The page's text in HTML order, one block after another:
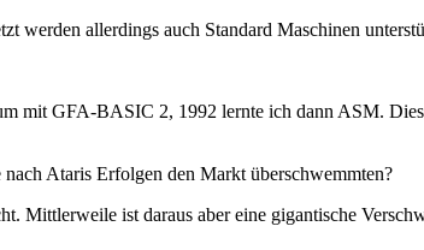
werden allerdings auch Standard Maschinen
mit GFA-BASIC 2, 1992 lernte ich dann ASM.
Ataris Erfolgen den Markt überschwemmten?
Mittlerweile ist daraus aber eine gigantische